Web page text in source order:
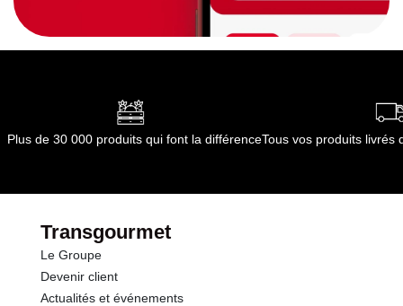
Plus de 30 000 produits qui font la différenceTous vos produits livrés
Transgourmet
Le Groupe
Devenir client
Actualités et événements